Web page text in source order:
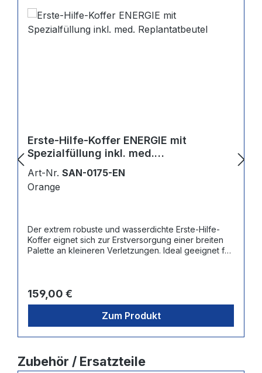
Erste-Hilfe-Koffer ENERGIE mit
Spezialfüllung inkl. med.
Art-Nr. SAN-0175-EN
Orange
Der extrem robuste und wasserdichte Erste-Hilfe-
Koffer eignet sich zur Erstversorgung einer breiten
Palette an kleineren Verletzungen. Ideal geeignet für
Desinfektion sowie einen Replantatbeutel zur
Aufbewahrung abgetrennter Gliedmaßen.
Regulärer Preis:
159,00 €
Zum Produkt
Produktgalerie überspringen
Zubehör / Ersatzteile